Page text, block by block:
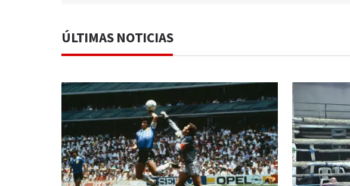
ÚLTIMAS NOTICIAS